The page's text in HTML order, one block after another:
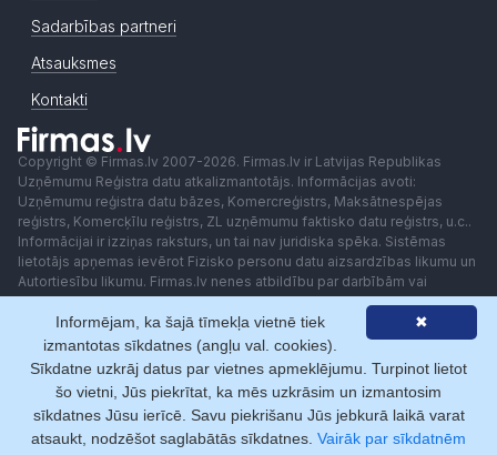
Sadarbības partneri
Atsauksmes
Kontakti
Copyright © Firmas.lv 2007-2026. Firmas.lv ir Latvijas Republikas
Uzņēmumu Reģistra datu atkalizmantotājs. Informācijas avoti:
Uzņēmumu reģistra datu bāzes, Komercreģistrs, Maksātnespējas
reģistrs, Komercķīlu reģistrs, ZL uzņēmumu faktisko datu reģistrs, u.c..
Informācijai ir izziņas raksturs, un tai nav juridiska spēka. Sistēmas
lietotājs apņemas ievērot Fizisko personu datu aizsardzības likumu un
Autortiesību likumu. Firmas.lv nenes atbildību par darbībām vai
lēmumiem, kas balstīti uz saņemto pakalpojumu. Lietotājam aizliegts
izmantot jebkādas automatizētas sistēmas vai iekārtas (robotus)
piekļuvei sistēmai bez rakstiskas saskaņošanas ar Firmas.lv. Galvenā
redaktore: Ingūna Pempere.
Lietošanas noteikumi
Privātuma politika Norēķini ar
✖
Informējam, ka šajā tīmekļa vietnē tiek
izmantotas sīkdatnes (angļu val. cookies).
Sīkdatne uzkrāj datus par vietnes apmeklējumu. Turpinot lietot
šo vietni, Jūs piekrītat, ka mēs uzkrāsim un izmantosim
sīkdatnes Jūsu ierīcē. Savu piekrišanu Jūs jebkurā laikā varat
atsaukt, nodzēšot saglabātās sīkdatnes. Vairāk par sīkdatnēm